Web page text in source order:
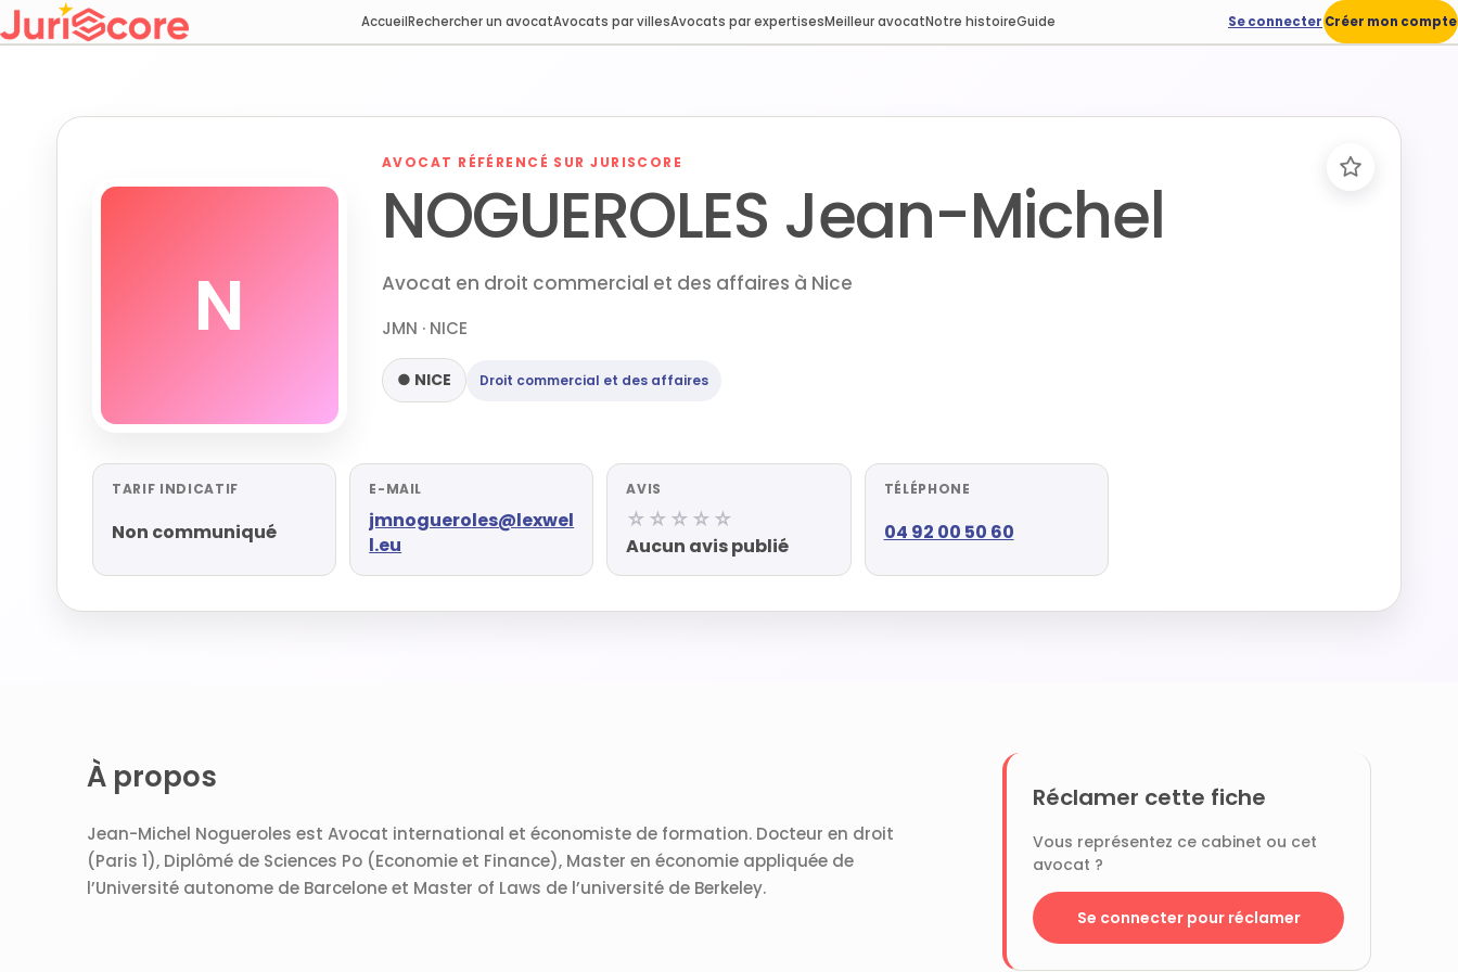
AccueilRechercher un avocatAvocats par villesAvocats par expertisesMeilleur avocatNotre histoireGuide Se connecter Créer mon compte
N
AVOCAT RÉFÉRENCÉ SUR JURISCORE
NOGUEROLES Jean-Michel
Avocat en droit commercial et des affaires à Nice
JMN · NICE
● NICE Droit commercial et des affaires
TARIF INDICATIF
Non communiqué
E-MAIL
jmnogueroles@lexwel
l.eu
AVIS
☆☆☆☆☆
Aucun avis publié
TÉLÉPHONE
04 92 00 50 60
À propos
Jean-Michel Nogueroles est Avocat international et économiste de formation. Docteur en droit
(Paris 1), Diplômé de Sciences Po (Economie et Finance), Master en économie appliquée de
l’Université autonome de Barcelone et Master of Laws de l’université de Berkeley.
Réclamer cette fiche
Vous représentez ce cabinet ou cet
avocat ?
Se connecter pour réclamer